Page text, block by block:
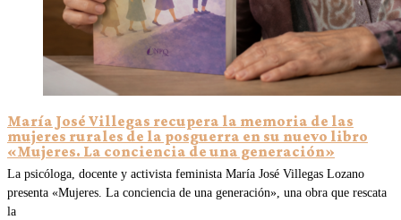
María José Villegas recupera la memoria de las
mujeres rurales de la posguerra en su nuevo libro
«Mujeres. La conciencia de una generación»
La psicóloga, docente y activista feminista María José Villegas Lozano
presenta «Mujeres. La conciencia de una generación», una obra que rescata
la